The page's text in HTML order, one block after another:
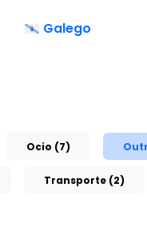
Galego
Ocio (7)
Transporte (2)